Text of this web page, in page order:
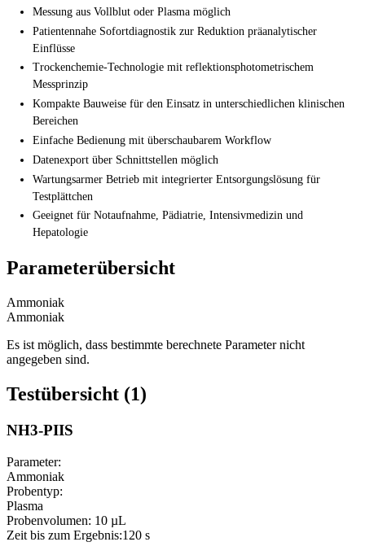
Messung aus Vollblut oder Plasma möglich
Patientennahe Sofortdiagnostik zur Reduktion präanalytischer
Einflüsse
Trockenchemie-Technologie mit reflektionsphotometrischem
Messprinzip
Kompakte Bauweise für den Einsatz in unterschiedlichen klinischen
Bereichen
Einfache Bedienung mit überschaubarem Workflow
Datenexport über Schnittstellen möglich
Wartungsarmer Betrieb mit integrierter Entsorgungslösung für
Testplättchen
Geeignet für Notaufnahme, Pädiatrie, Intensivmedizin und
Hepatologie
Parameterübersicht
Ammoniak
Ammoniak
Es ist möglich, dass bestimmte berechnete Parameter nicht
angegeben sind.
Testübersicht (1)
NH3-PIIS
Parameter:
Ammoniak
Probentyp:
Plasma
Probenvolumen: 10 µL
Zeit bis zum Ergebnis:120 s